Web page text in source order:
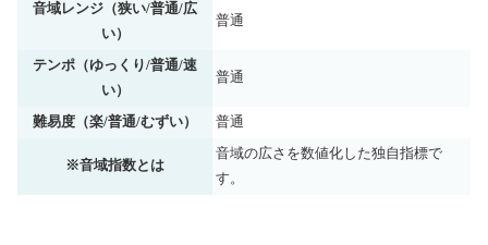
音域レンジ（狭い/普通/広
い）
普通
テンポ（ゆっくり/普通/速
い）
普通
難易度（楽/普通/むずい） 普通
※音域指数とは
音域の広さを数値化した独自指標で
す。